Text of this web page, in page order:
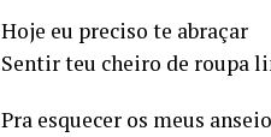
Hoje eu preciso te abraçar
Sentir teu cheiro de roupa
Pra esquecer os meus